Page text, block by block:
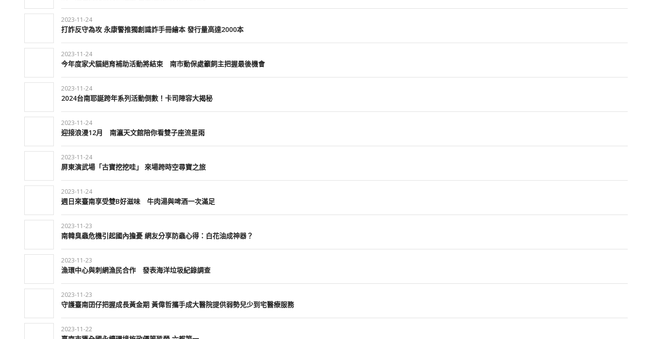
2023-11-24
打詐反守為攻 永康警推獨創識詐手冊繪本 發行量高達2000本
2023-11-24
今年度家犬貓絕育補助活動將結束 南市動保處籲飼主把握最後機會
2023-11-24
2024台南耶誕跨年系列活動倒數！卡司陣容大揭秘
2023-11-24
迎接浪漫12月 南瀛天文館陪你看雙子座流星雨
2023-11-24
屏東演武場「古寶挖挖哇」 來場跨時空尋寶之旅
2023-11-24
週日來臺南享受雙B好滋味 牛肉湯與啤酒一次滿足
2023-11-23
南韓臭蟲危機引起國內擔憂 網友分享防蟲心得：白花油成神器？
2023-11-23
漁環中心與刺網漁民合作 發表海洋垃圾紀錄調查
2023-11-23
守護臺南囝仔把握成長黃金期 黃偉哲攜手成大醫院提供弱勢兒少到宅醫療服務
2023-11-22